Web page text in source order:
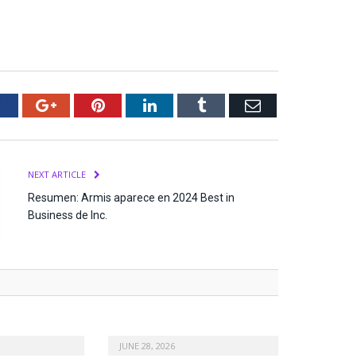
Google+PinterestLinkedInTumblr Email
NEXT ARTICLE
Resumen: Armis aparece en 2024 Best in
Business de Inc.
JUNE 28, 2026